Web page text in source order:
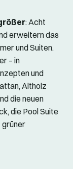
: Acht
erweitern das
und Suiten.
– in
und
Altholz
die neuen
die Pool Suite
grüner